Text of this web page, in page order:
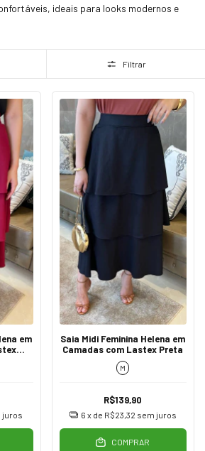
ideais para looks modernos e
Filtrar
em
juros
Saia Midi Feminina Helena em
Camadas com Lastex Preta
M
R$139,90
6 x de R$23,32 sem juros
COMPRAR